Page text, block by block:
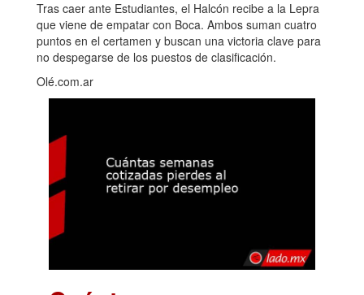
Tras caer ante Estudiantes, el Halcón recibe a la Lepra
que viene de empatar con Boca. Ambos suman cuatro
puntos en el certamen y buscan una victoria clave para
no despegarse de los puestos de clasificación.
Olé.com.ar